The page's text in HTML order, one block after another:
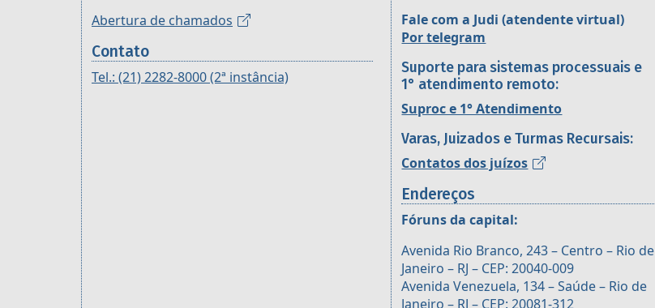
Abertura de chamados
Contato
Tel.: (21) 2282-8000 (2ª instância)
Fale com a Judi (atendente virtual)
Por telegram
Suporte para sistemas processuais e
1° atendimento remoto:
Suproc e 1° Atendimento
Varas, Juizados e Turmas Recursais:
Contatos dos juízos
Endereços
Fóruns da capital:
Avenida Rio Branco, 243 – Centro – Rio de
Janeiro – RJ – CEP: 20040-009
Avenida Venezuela, 134 – Saúde – Rio de
Janeiro – RJ – CEP: 20081-312